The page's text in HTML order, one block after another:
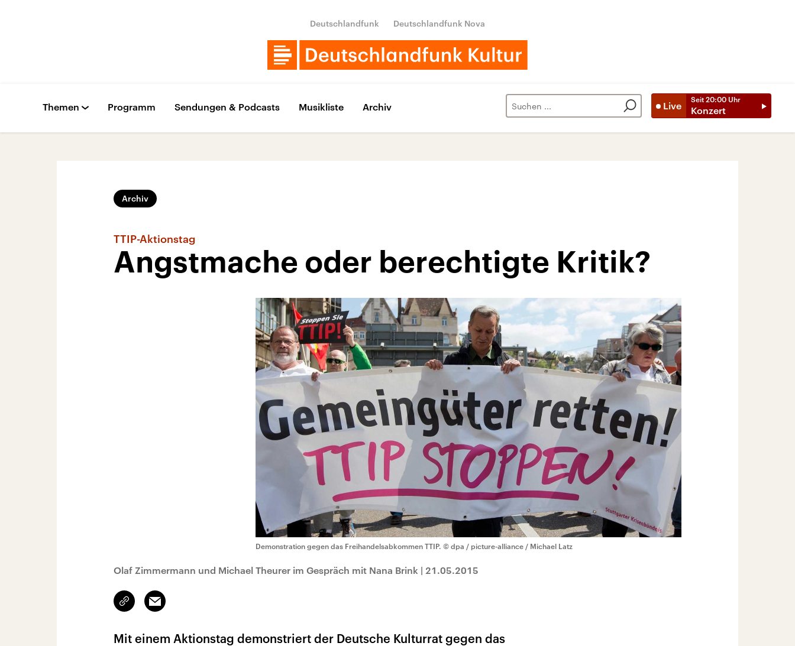
Deutschlandfunk Deutschlandfunk Nova
Live
Seit 20:00 Uhr
Konzert
Themen Programm Sendungen & Podcasts Musikliste Archiv
Archiv
TTIP-Aktionstag
Angstmache oder berechtigte Kritik?
Demonstration gegen das Freihandelsabkommen TTIP. © dpa / picture-alliance / Michael Latz
Olaf Zimmermann und Michael Theurer im Gespräch mit Nana Brink | 21.05.2015
Link
kopieren/teilen
Email
Mit einem Aktionstag demonstriert der Deutsche Kulturrat gegen das